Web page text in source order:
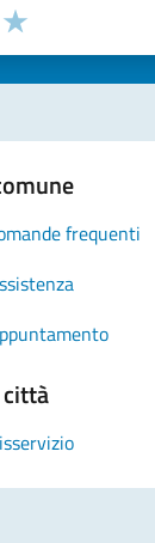
delle informazioni (da
di stelle per
Valuta 5 stelle su 5
4 stelle su 5
stelle su 5
su 5
5
frequenti